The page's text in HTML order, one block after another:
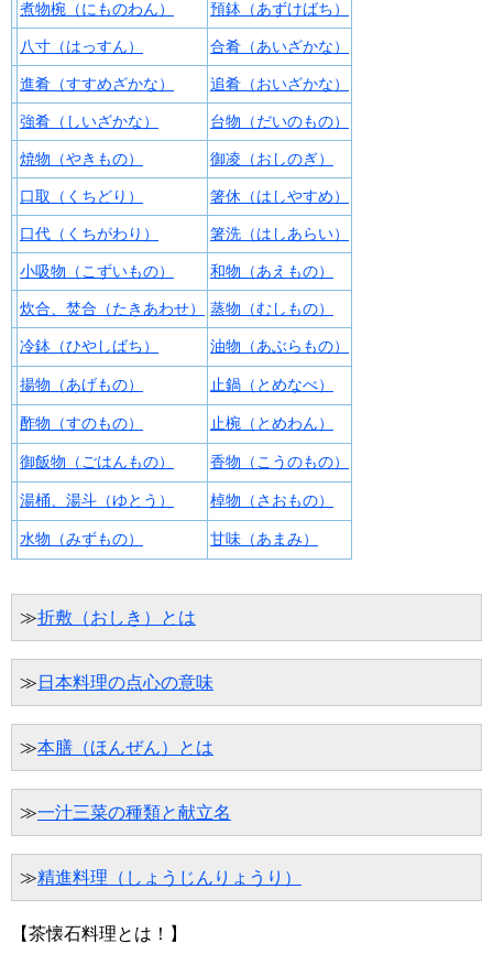
煮物椀（にものわん） 預鉢（あずけばち）
八寸（はっすん） 合肴（あいざかな）
進肴（すすめざかな） 追肴（おいざかな）
強肴（しいざかな） 台物（だいのもの）
焼物（やきもの） 御凌（おしのぎ）
口取（くちどり） 箸休（はしやすめ）
口代（くちがわり） 箸洗（はしあらい）
小吸物（こずいもの） 和物（あえもの）
炊合、焚合（たきあわせ） 蒸物（むしもの）
冷鉢（ひやしばち） 油物（あぶらもの）
揚物（あげもの） 止鍋（とめなべ）
酢物（すのもの） 止椀（とめわん）
御飯物（ごはんもの） 香物（こうのもの）
湯桶、湯斗（ゆとう） 棹物（さおもの）
水物（みずもの） 甘味（あまみ）
≫折敷（おしき）とは
≫ 日本料理の点心の意味
≫本膳（ほんぜん）とは
≫一汁三菜の種類と献立名
≫精進料理（しょうじんりょうり）
【茶懐石料理とは！】